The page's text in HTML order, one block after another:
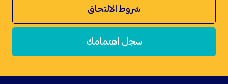
شروط الالتحاق
سجل اهتمامك